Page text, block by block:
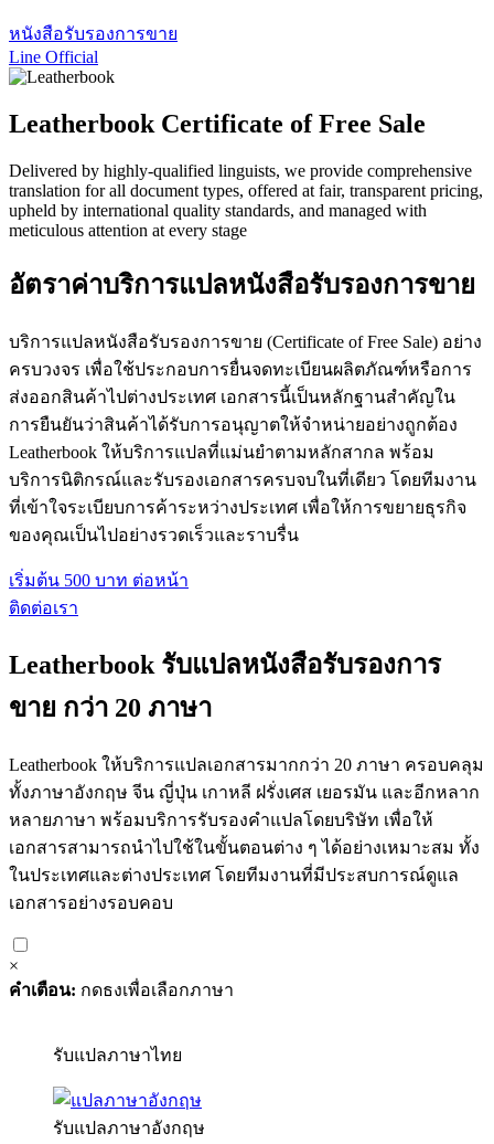
หนังสือรับรองการขาย
Line Official
Leatherbook Certificate of Free Sale
Delivered by highly-qualified linguists, we provide comprehensive
translation for all document types, offered at fair, transparent pricing,
upheld by international quality standards, and managed with
meticulous attention at every stage
อัตราค่าบริการแปลหนังสือรับรองการขาย
บริการแปลหนังสือรับรองการขาย (Certificate of Free Sale) อย่าง
ครบวงจร เพื่อใช้ประกอบการยื่นจดทะเบียนผลิตภัณฑ์หรือการ
ส่งออกสินค้าไปต่างประเทศ เอกสารนี้เป็นหลักฐานสำคัญใน
การยืนยันว่าสินค้าได้รับการอนุญาตให้จำหน่ายอย่างถูกต้อง
Leatherbook ให้บริการแปลที่แม่นยำตามหลักสากล พร้อม
บริการนิติกรณ์และรับรองเอกสารครบจบในที่เดียว โดยทีมงาน
ที่เข้าใจระเบียบการค้าระหว่างประเทศ เพื่อให้การขยายธุรกิจ
ของคุณเป็นไปอย่างรวดเร็วและราบรื่น
เริ่มต้น 500 บาท ต่อหน้า
ติดต่อเรา
Leatherbook รับแปลหนังสือรับรองการ
ขาย กว่า 20 ภาษา
Leatherbook ให้บริการแปลเอกสารมากกว่า 20 ภาษา ครอบคลุม
ทั้งภาษาอังกฤษ จีน ญี่ปุ่น เกาหลี ฝรั่งเศส เยอรมัน และอีกหลาก
หลายภาษา พร้อมบริการรับรองคำแปลโดยบริษัท เพื่อให้
เอกสารสามารถนำไปใช้ในขั้นตอนต่าง ๆ ได้อย่างเหมาะสม ทั้ง
ในประเทศและต่างประเทศ โดยทีมงานที่มีประสบการณ์ดูแล
เอกสารอย่างรอบคอบ
×
คำเตือน: กดธงเพื่อเลือกภาษา
รับแปลภาษาไทย
รับแปลภาษาอังกฤษ